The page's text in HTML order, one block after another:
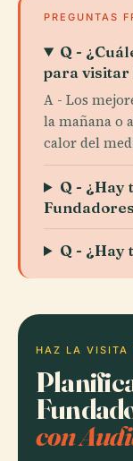
PREGUNTAS
Q -
para visitar
A - Los
la mañana o
calor del
Q - ¿Hay
Q - ¿Hay
HAZ LA VISITA
con